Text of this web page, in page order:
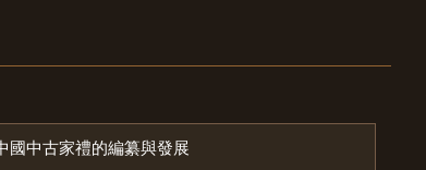
國中古家禮的編纂與發展